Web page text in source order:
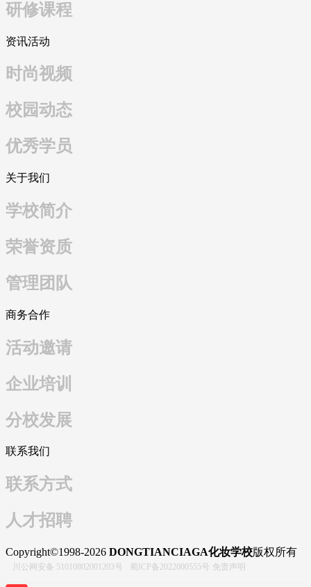
研修课程
资讯活动
时尚视频
校园动态
优秀学员
关于我们
学校简介
荣誉资质
管理团队
商务合作
活动邀请
企业培训
分校发展
联系我们
联系方式
人才招聘
Copyright©1998-2026 DONGTIANCIAGA化妆学校版权所有
川公网安备 51010802001203号 蜀ICP备2022000555号 免责声明